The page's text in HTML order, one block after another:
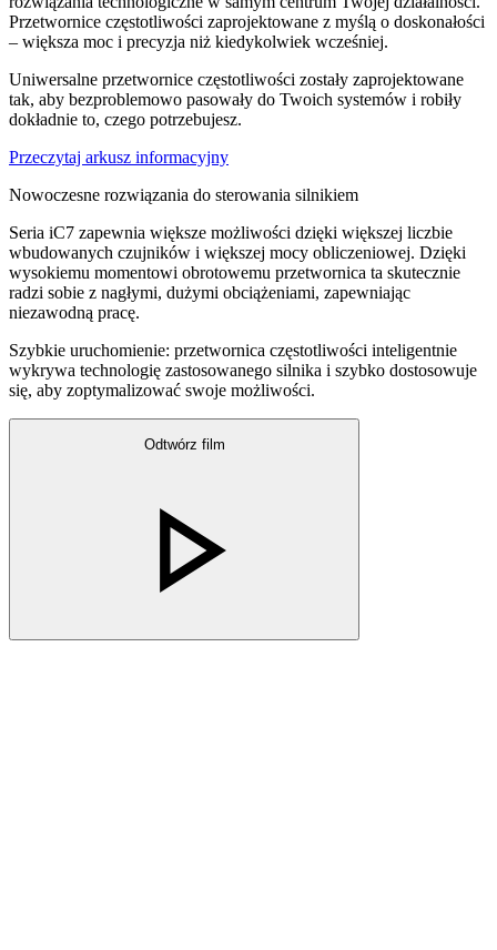
Przetwornice częstotliwości zaprojektowane z myślą o doskonałości
– większa moc i precyzja niż kiedykolwiek wcześniej.
Uniwersalne przetwornice częstotliwości zostały zaprojektowane
tak, aby bezproblemowo pasowały do Twoich systemów i robiły
dokładnie to, czego potrzebujesz.
Przeczytaj arkusz informacyjny
Nowoczesne rozwiązania do sterowania silnikiem
Seria iC7 zapewnia większe możliwości dzięki większej liczbie
wbudowanych czujników i większej mocy obliczeniowej. Dzięki
wysokiemu momentowi obrotowemu przetwornica ta skutecznie
radzi sobie z nagłymi, dużymi obciążeniami, zapewniając
niezawodną pracę.
Szybkie uruchomienie: przetwornica częstotliwości inteligentnie
wykrywa technologię zastosowanego silnika i szybko dostosowuje
się, aby zoptymalizować swoje możliwości.
Odtwórz film